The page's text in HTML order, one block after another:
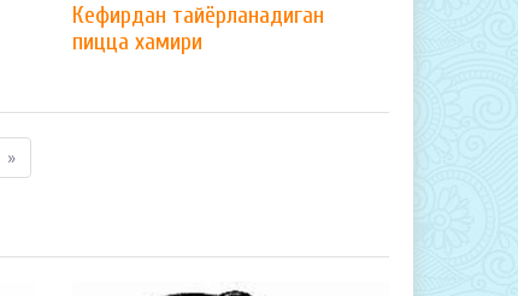
Кефирдан тайёрланадиган
пицца хамири
»